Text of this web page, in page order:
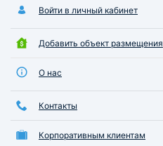
Войти в личный кабинет
Добавить объект размещения
О нас
Контакты
Корпоративным клиентам